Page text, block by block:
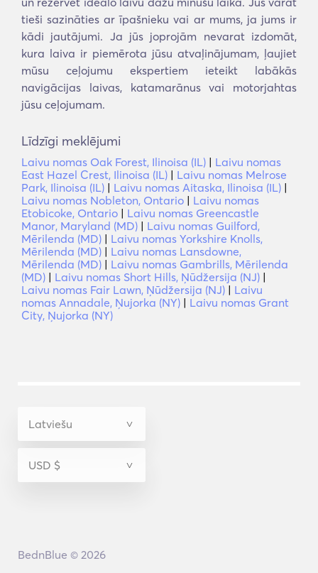
tieši sazināties ar īpašnieku vai ar mums, ja jums ir
kādi jautājumi. Ja jūs joprojām nevarat izdomāt,
kura laiva ir piemērota jūsu atvaļinājumam, ļaujiet
mūsu ceļojumu ekspertiem ieteikt labākās
navigācijas laivas, katamarānus vai motorjahtas
jūsu ceļojumam.
Līdzīgi meklējumi
Laivu nomas Oak Forest, Ilinoisa (IL) | Laivu nomas
East Hazel Crest, Ilinoisa (IL) | Laivu nomas Melrose
Park, Ilinoisa (IL) | Laivu nomas Aitaska, Ilinoisa (IL) |
Laivu nomas Nobleton, Ontario | Laivu nomas
Etobicoke, Ontario | Laivu nomas Greencastle
Manor, Maryland (MD) | Laivu nomas Guilford,
Mērilenda (MD) | Laivu nomas Yorkshire Knolls,
Mērilenda (MD) | Laivu nomas Lansdowne,
Mērilenda (MD) | Laivu nomas Gambrills, Mērilenda
(MD) | Laivu nomas Short Hills, Ņūdžersija (NJ) |
Laivu nomas Fair Lawn, Ņūdžersija (NJ) | Laivu
nomas Annadale, Ņujorka (NY) | Laivu nomas Grant
City, Ņujorka (NY)
BednBlue © 2026